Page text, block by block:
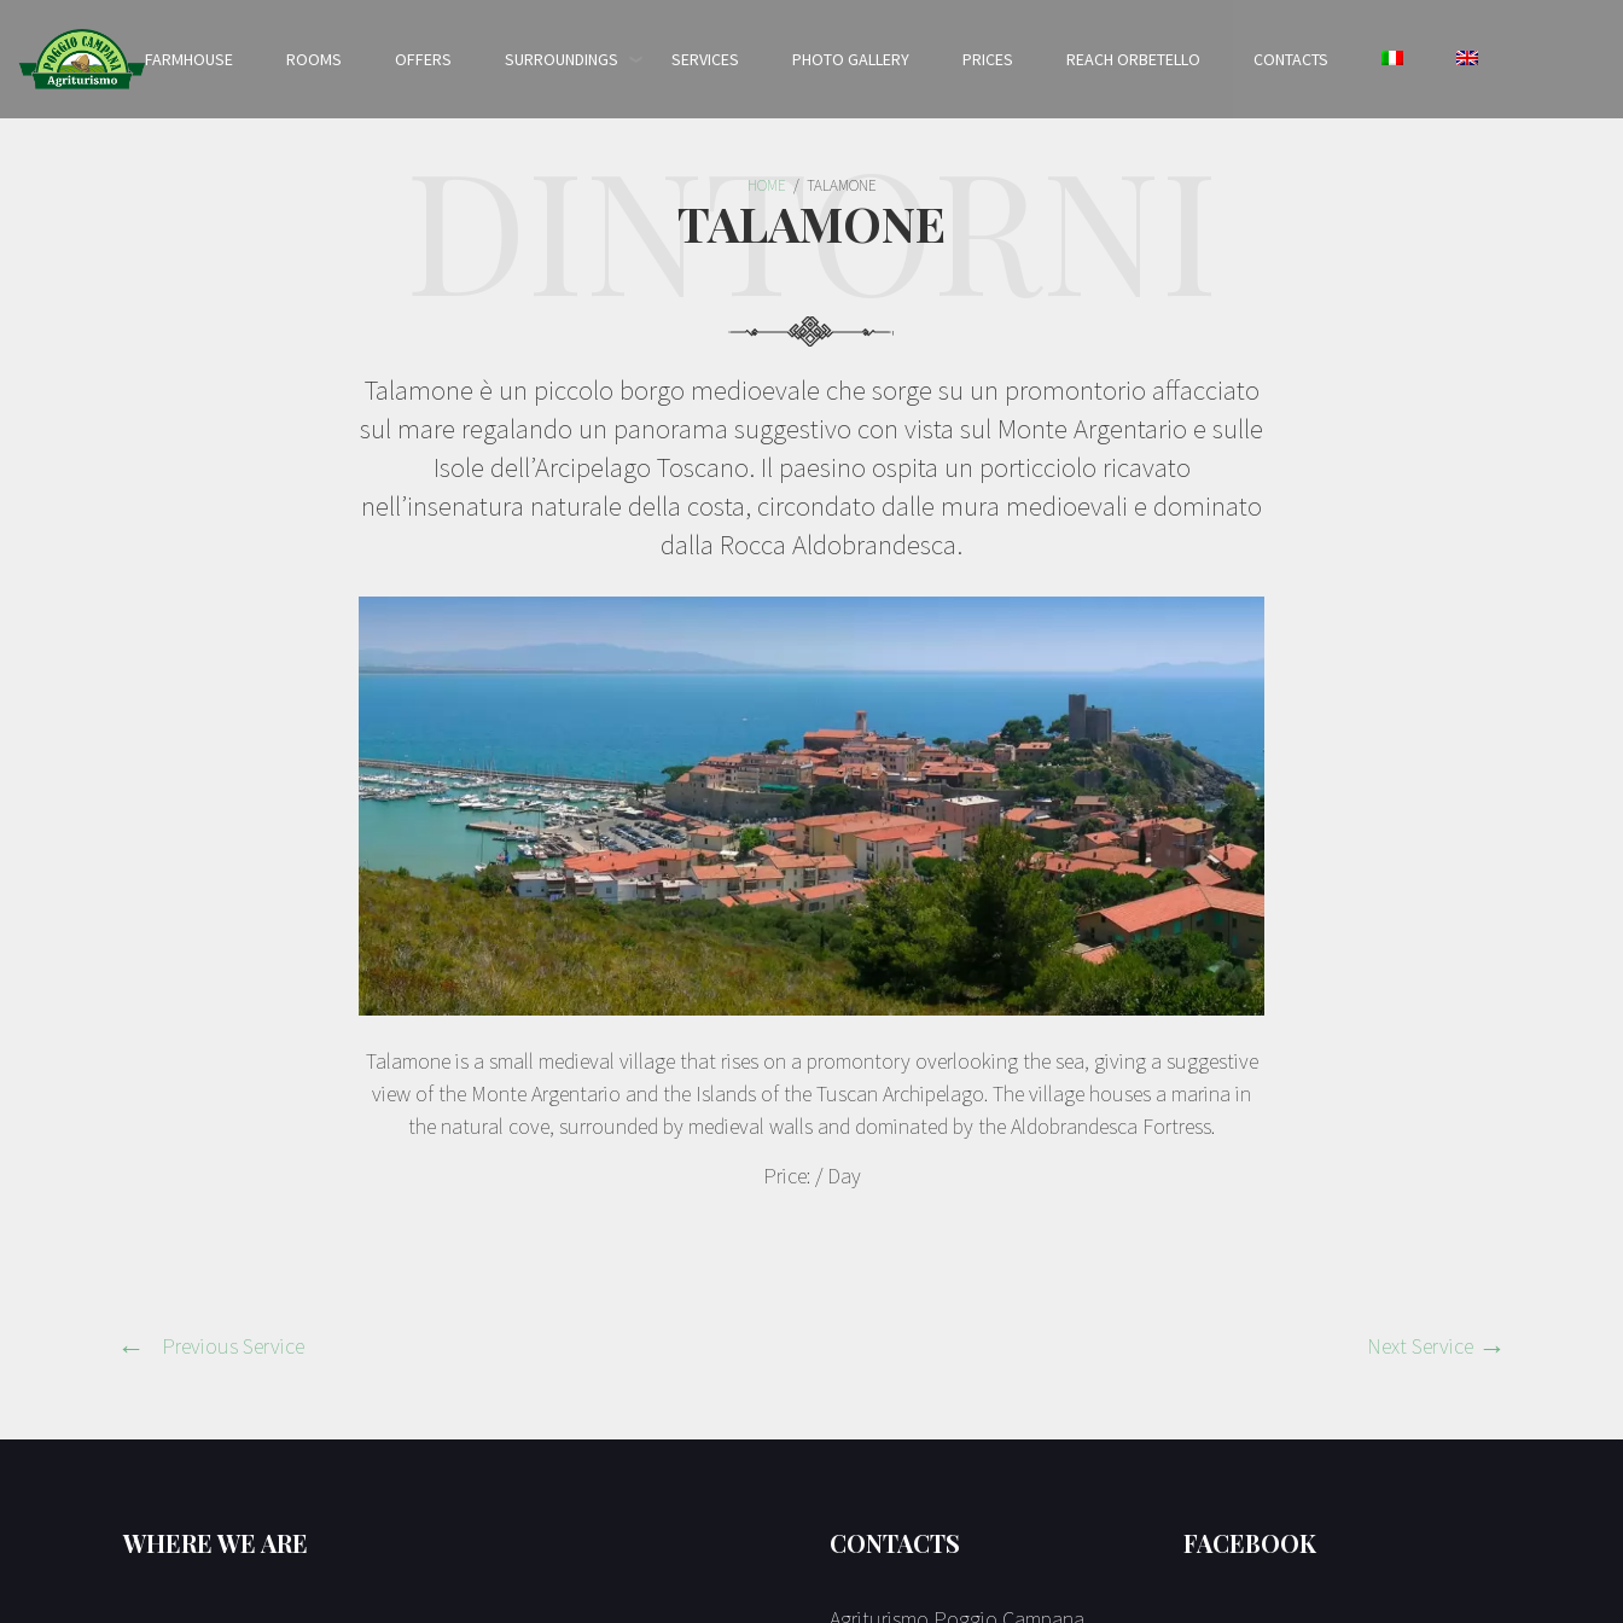
FARMHOUSE ROOMS OFFERS SURROUNDINGS SERVICES PHOTO GALLERY PRICES REACH ORBETELLO CONTACTS
HOME / TALAMONE
DINTORNI
TALAMONE
'
Talamone è un piccolo borgo medioevale che sorge su un promontorio affacciato
sul mare regalando un panorama suggestivo con vista sul Monte Argentario e sulle
Isole dell’Arcipelago Toscano. Il paesino ospita un porticciolo ricavato
nell’insenatura naturale della costa, circondato dalle mura medioevali e dominato
dalla Rocca Aldobrandesca.
Talamone is a small medieval village that rises on a promontory overlooking the sea, giving a suggestive
view of the Monte Argentario and the Islands of the Tuscan Archipelago. The village houses a marina in
the natural cove, surrounded by medieval walls and dominated by the Aldobrandesca Fortress.
Price: / Day
Previous Service Next Service
WHERE WE ARE CONTACTS FACEBOOK